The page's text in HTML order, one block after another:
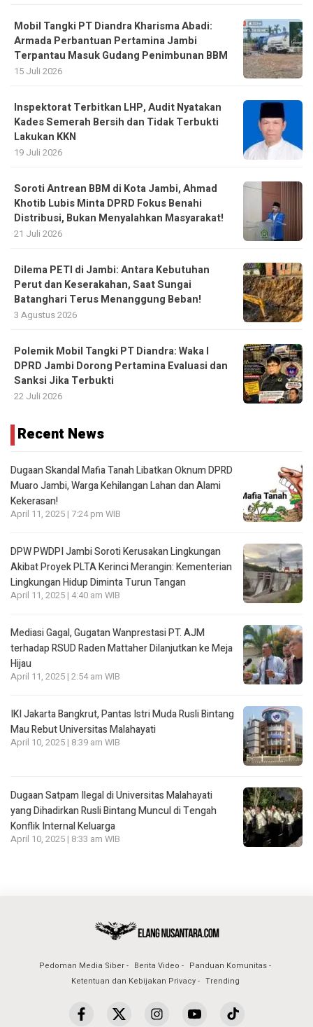
Mobil Tangki PT Diandra Kharisma Abadi:
Armada Perbantuan Pertamina Jambi
Terpantau Masuk Gudang Penimbunan BBM
15 Juli 2026
Inspektorat Terbitkan LHP, Audit Nyatakan
Kades Semerah Bersih dan Tidak Terbukti
Lakukan KKN
19 Juli 2026
Soroti Antrean BBM di Kota Jambi, Ahmad
Khotib Lubis Minta DPRD Fokus Benahi
Distribusi, Bukan Menyalahkan Masyarakat!
21 Juli 2026
Dilema PETI di Jambi: Antara Kebutuhan
Perut dan Keserakahan, Saat Sungai
Batanghari Terus Menanggung Beban!
3 Agustus 2026
Polemik Mobil Tangki PT Diandra: Waka I
DPRD Jambi Dorong Pertamina Evaluasi dan
Sanksi Jika Terbukti
22 Juli 2026
Recent News
Dugaan Skandal Mafia Tanah Libatkan Oknum DPRD
Muaro Jambi, Warga Kehilangan Lahan dan Alami
Kekerasan!
April 11, 2025 | 7:24 pm WIB
DPW PWDPI Jambi Soroti Kerusakan Lingkungan
Akibat Proyek PLTA Kerinci Merangin: Kementerian
Lingkungan Hidup Diminta Turun Tangan
April 11, 2025 | 4:40 am WIB
Mediasi Gagal, Gugatan Wanprestasi PT. AJM
terhadap RSUD Raden Mattaher Dilanjutkan ke Meja
Hijau
April 11, 2025 | 2:54 am WIB
IKI Jakarta Bangkrut, Pantas Istri Muda Rusli Bintang
Mau Rebut Universitas Malahayati
April 10, 2025 | 8:39 am WIB
Dugaan Satpam Ilegal di Universitas Malahayati
yang Dihadirkan Rusli Bintang Muncul di Tengah
Konflik Internal Keluarga
April 10, 2025 | 8:33 am WIB
Pedoman Media Siber Berita Video
Panduan Komunitas
Ketentuan dan Kebijakan Privacy
Trending